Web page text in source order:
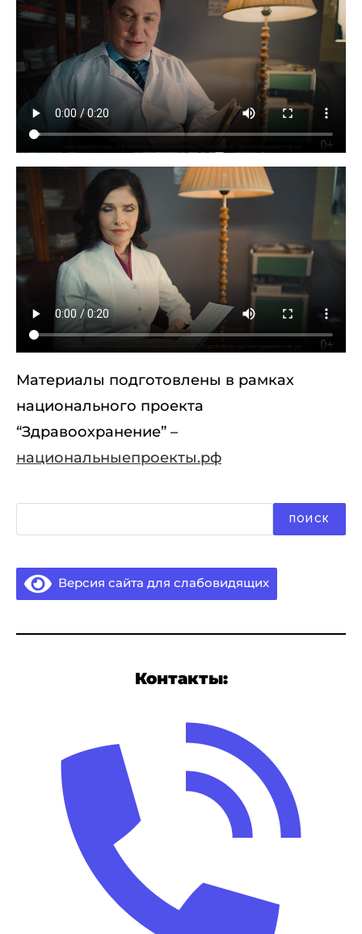
Материалы подготовлены в рамках
национального проекта
“Здравоохранение” –
национальныепроекты.рф
ПОИСК
Версия сайта для слабовидящих
Контакты: